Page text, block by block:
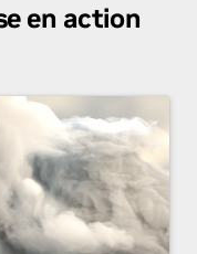
en action